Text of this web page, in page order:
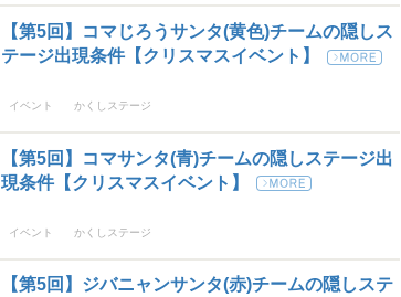
【第5回】コマじろうサンタ(黄色)チームの隠しス
テージ出現条件【クリスマスイベント】
イベント かくしステージ
【第5回】コマサンタ(青)チームの隠しステージ出
現条件【クリスマスイベント】
イベント かくしステージ
【第5回】ジバニャンサンタ(赤)チームの隠しステ